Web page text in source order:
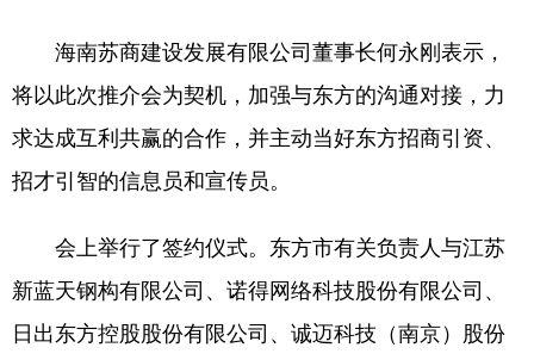
海南苏商建设发展有限公司董事长何永刚表示，
将以此次推介会为契机，加强与东方的沟通对接，力
求达成互利共赢的合作，并主动当好东方招商引资、
招才引智的信息员和宣传员。
会上举行了签约仪式。东方市有关负责人与江苏
新蓝天钢构有限公司、诺得网络科技股份有限公司、
日出东方控股股份有限公司、诚迈科技（南京）股份